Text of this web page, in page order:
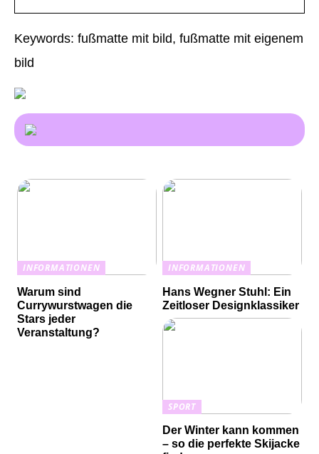
Keywords: fußmatte mit bild, fußmatte mit eigenem
bild
INFORMATIONEN
Warum sind
Currywurstwagen die
Stars jeder
Veranstaltung?
INFORMATIONEN
Hans Wegner Stuhl: Ein
Zeitloser Designklassiker
SPORT
Der Winter kann kommen
– so die perfekte Skijacke